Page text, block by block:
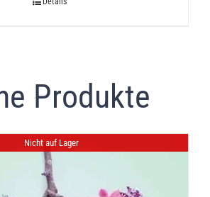
Produkte
Nicht auf Lager